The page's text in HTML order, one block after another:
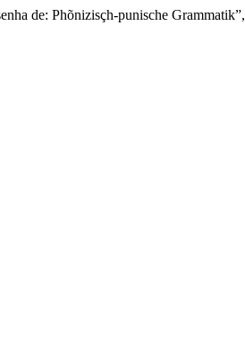
de: Phõnizisçh-punische